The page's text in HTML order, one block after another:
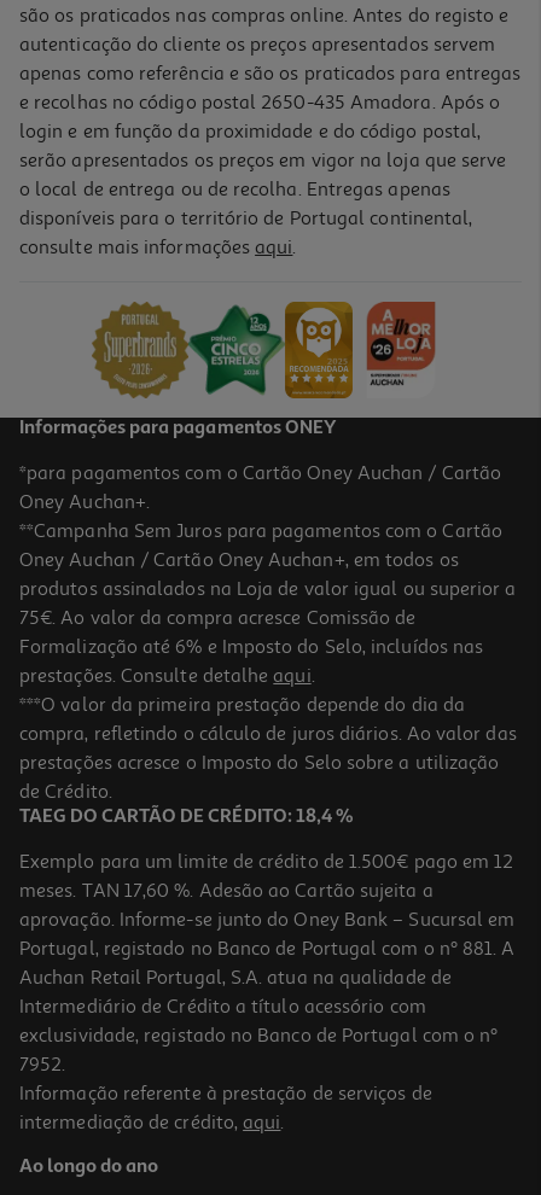
são os praticados nas compras online. Antes do registo e
autenticação do cliente os preços apresentados servem
apenas como referência e são os praticados para entregas
e recolhas no código postal 2650-435 Amadora. Após o
login e em função da proximidade e do código postal,
serão apresentados os preços em vigor na loja que serve
o local de entrega ou de recolha. Entregas apenas
disponíveis para o território de Portugal continental,
consulte mais informações aqui.
Informações para pagamentos ONEY
*para pagamentos com o Cartão Oney Auchan / Cartão
Oney Auchan+.
**Campanha Sem Juros para pagamentos com o Cartão
Oney Auchan / Cartão Oney Auchan+, em todos os
produtos assinalados na Loja de valor igual ou superior a
75€. Ao valor da compra acresce Comissão de
Formalização até 6% e Imposto do Selo, incluídos nas
prestações. Consulte detalhe aqui.
***O valor da primeira prestação depende do dia da
compra, refletindo o cálculo de juros diários. Ao valor das
prestações acresce o Imposto do Selo sobre a utilização
de Crédito.
TAEG DO CARTÃO DE CRÉDITO: 18,4 %
Exemplo para um limite de crédito de 1.500€ pago em 12
meses. TAN 17,60 %. Adesão ao Cartão sujeita a
aprovação. Informe-se junto do Oney Bank – Sucursal em
Portugal, registado no Banco de Portugal com o nº 881. A
Auchan Retail Portugal, S.A. atua na qualidade de
Intermediário de Crédito a título acessório com
exclusividade, registado no Banco de Portugal com o nº
7952.
Informação referente à prestação de serviços de
intermediação de crédito, aqui.
Ao longo do ano